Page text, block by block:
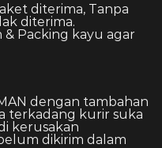
diterima, Tanpa
diterima.
Packing kayu agar
dengan tambahan
terkadang kurir suka
kerusakan
dikirim dalam